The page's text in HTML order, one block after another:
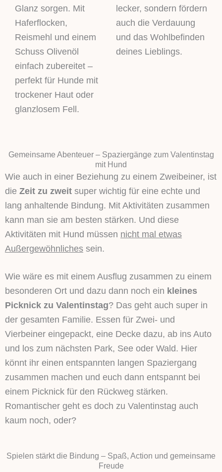
Glanz sorgen. Mit
Haferflocken,
Reismehl und einem
Schuss Olivenöl
einfach zubereitet –
perfekt für Hunde mit
trockener Haut oder
glanzlosem Fell.
lecker, sondern fördern
auch die Verdauung
und das Wohlbefinden
deines Lieblings.
Gemeinsame Abenteuer – Spaziergänge zum Valentinstag
mit Hund
Wie auch in einer Beziehung zu einem Zweibeiner, ist
die Zeit zu zweit super wichtig für eine echte und
lang anhaltende Bindung. Mit Aktivitäten zusammen
kann man sie am besten stärken. Und diese
Aktivitäten mit Hund müssen nicht mal etwas
Außergewöhnliches sein.
Wie wäre es mit einem Ausflug zusammen zu einem
besonderen Ort und dazu dann noch ein kleines
Picknick zu Valentinstag? Das geht auch super in
der gesamten Familie. Essen für Zwei- und
Vierbeiner eingepackt, eine Decke dazu, ab ins Auto
und los zum nächsten Park, See oder Wald. Hier
könnt ihr einen entspannten langen Spaziergang
zusammen machen und euch dann entspannt bei
einem Picknick für den Rückweg stärken.
Romantischer geht es doch zu Valentinstag auch
kaum noch, oder?
Spielen stärkt die Bindung – Spaß, Action und gemeinsame
Freude